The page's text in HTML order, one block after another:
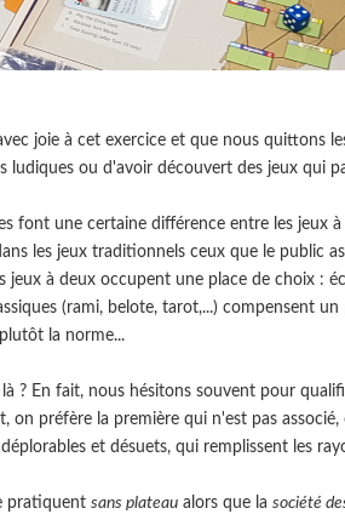
joie à cet exercice et que nous quittons
ou d'avoir découvert des jeux qui
font une certaine différence entre les jeux
les jeux traditionnels ceux que le public
à deux occupent une place de choix :
(rami, belote, tarot,...) compensent
la norme...
? En fait, nous hésitons souvent pour
on préfère la première qui n'est pas associé,
et désuets, qui remplissent les
pratiquent sans plateau alors que la société